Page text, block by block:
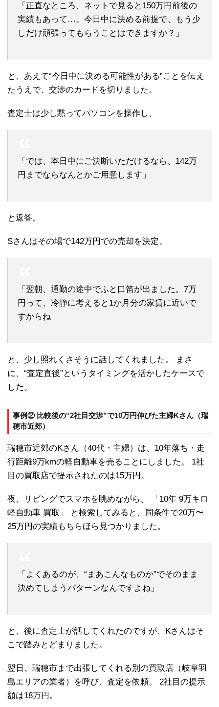
「正直なところ、ネットで見ると150万円前後の
実績もあって…。今日中に決める前提で、もう少
しだけ頑張ってもらうことはできますか？」
と、あえて“今日中に決める可能性がある”ことを伝え
たうえで、交渉のカードを切りました。
査定士は少し黙ってパソコンを操作し、
「では、本日中にご決断いただけるなら、142万
円までならなんとかご用意します」
と返答。
Sさんはその場で142万円での売却を決定。
「翌朝、通勤の途中でふと口笛が出ました。7万
円って、冷静に考えると1か月分の家賃に近いで
すからね」
と、少し照れくさそうに話してくれました。 まさ
に、“査定直後”というタイミングを活かしたケースで
した。
事例② 比較後の“2社目交渉”で10万円伸びた主婦Kさん（瑞
穂市近郊）
瑞穂市近郊のKさん（40代・主婦）は、10年落ち・走
行距離9万kmの軽自動車を売ることにしました。 1社
目の買取店で提示されたのは15万円。
夜、リビングでスマホを眺めながら、 「10年 9万キロ
軽自動車 買取」 と検索してみると、同条件で20万〜
25万円の実績もちらほら見つかりました。
「よくあるのが、“まあこんなものか”でそのまま
決めてしまうパターンなんですよね」
と、後に査定士が話してくれたのですが、Kさんはそ
こで踏みとどまりました。
翌日、瑞穂市まで出張してくれる別の買取店（岐阜羽
島エリアの業者）を呼び、査定を依頼。 2社目の提示
額は18万円。